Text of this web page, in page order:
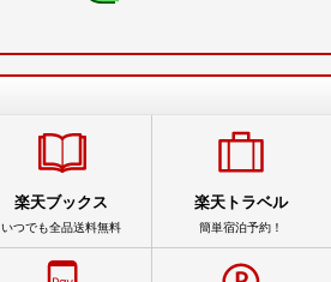
楽天ブックス
いつでも全品送料無料
楽天トラベル
簡単宿泊予約！